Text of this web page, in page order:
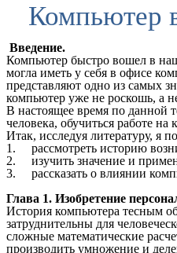
Компьютер
Введение.
Компьютер быстро вошел в
могла иметь у себя в офисе
представляют одно из самых
компьютер уже не роскошь, а
В настоящее время по данной
человека, обучиться работе
Итак, исследуя литературу, я
1. рассмотреть историю
2. изучить значение и
3. рассказать о влиянии
Глава 1. Изобретение
История компьютера тесным
затруднительны для
сложные математические
производить умножение и